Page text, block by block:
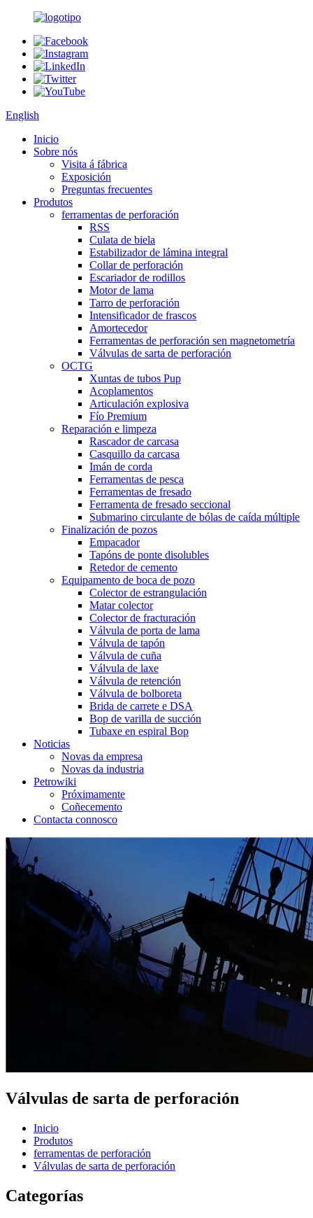
English
Inicio
Sobre nós
Visita á fábrica
Exposición
Preguntas frecuentes
Produtos
ferramentas de perforación
RSS
Culata de biela
Estabilizador de lámina integral
Collar de perforación
Escariador de rodillos
Motor de lama
Tarro de perforación
Intensificador de frascos
Amortecedor
Ferramentas de perforación sen magnetometría
Válvulas de sarta de perforación
OCTG
Xuntas de tubos Pup
Acoplamentos
Articulación explosiva
Fío Premium
Reparación e limpeza
Rascador de carcasa
Casquillo da carcasa
Imán de corda
Ferramentas de pesca
Ferramentas de fresado
Ferramenta de fresado seccional
Submarino circulante de bólas de caída múltiple
Finalización de pozos
Empacador
Tapóns de ponte disolubles
Retedor de cemento
Equipamento de boca de pozo
Colector de estrangulación
Matar colector
Colector de fracturación
Válvula de porta de lama
Válvula de tapón
Válvula de cuña
Válvula de laxe
Válvula de retención
Válvula de bolboreta
Brida de carrete e DSA
Bop de varilla de succión
Tubaxe en espiral Bop
Noticias
Novas da empresa
Novas da industria
Petrowiki
Próximamente
Coñecemento
Contacta connosco
Válvulas de sarta de perforación
Inicio
Produtos
ferramentas de perforación
Válvulas de sarta de perforación
Categorías